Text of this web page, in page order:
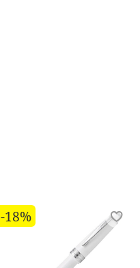
-18%